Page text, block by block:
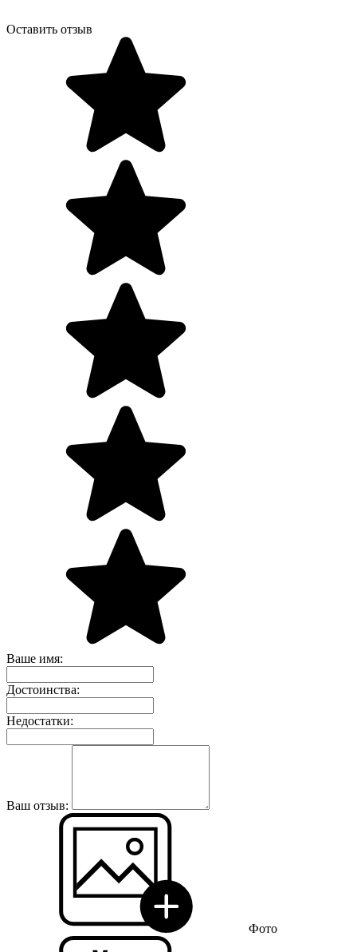
Оставить отзыв
Ваше имя:
Достоинства:
Недостатки:
Ваш отзыв:
Фото